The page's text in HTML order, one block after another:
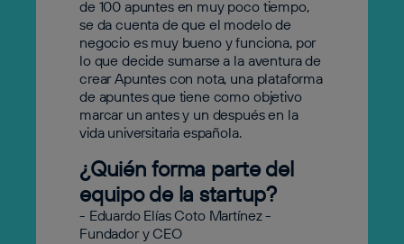
de 100 apuntes en muy poco tiempo,
se da cuenta de que el modelo de
negocio es muy bueno y funciona, por
lo que decide sumarse a la aventura de
crear Apuntes con nota, una plataforma
de apuntes que tiene como objetivo
marcar un antes y un después en la
vida universitaria española.
¿Quién forma parte del
equipo de la startup?
- Eduardo Elías Coto Martínez -
Fundador y CEO